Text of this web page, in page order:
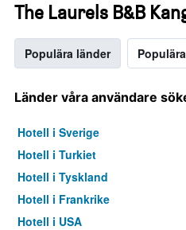
The Laurels B&B
Populära länder
Länder våra användare
Hotell i Sverige
Hotell i Turkiet
Hotell i Tyskland
Hotell i Frankrike
Hotell i USA